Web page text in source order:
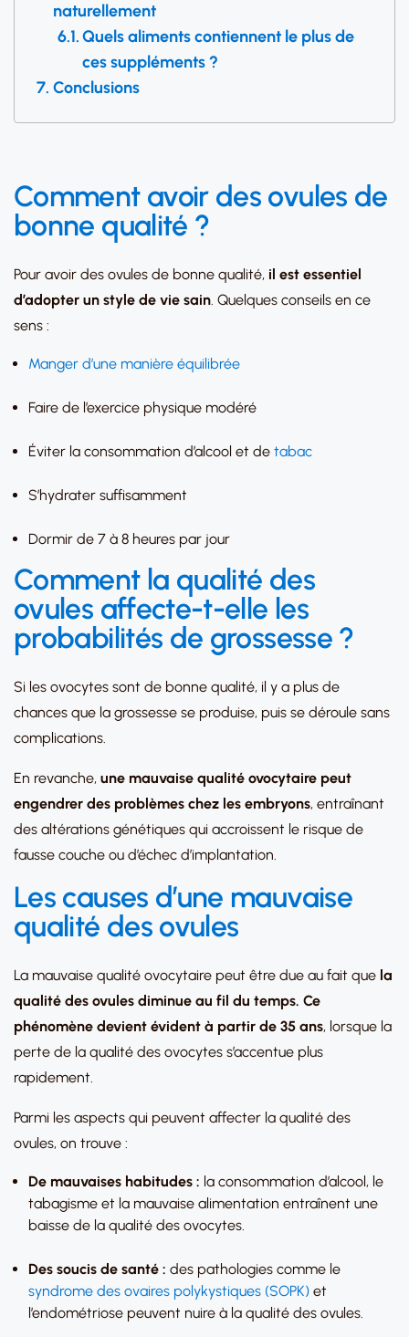
naturellement
Quels aliments contiennent le plus de
ces suppléments ?
Conclusions
Comment avoir des ovules de
bonne qualité ?
Pour avoir des ovules de bonne qualité, il est essentiel
d’adopter un style de vie sain. Quelques conseils en ce
sens :
Manger d’une manière équilibrée
Faire de l’exercice physique modéré
Éviter la consommation d’alcool et de tabac
S’hydrater suffisamment
Dormir de 7 à 8 heures par jour
Comment la qualité des
ovules affecte-t-elle les
probabilités de grossesse ?
Si les ovocytes sont de bonne qualité, il y a plus de
chances que la grossesse se produise, puis se déroule sans
complications.
En revanche, une mauvaise qualité ovocytaire peut
engendrer des problèmes chez les embryons, entraînant
des altérations génétiques qui accroissent le risque de
fausse couche ou d’échec d’implantation.
Les causes d’une mauvaise
qualité des ovules
La mauvaise qualité ovocytaire peut être due au fait que la
qualité des ovules diminue au fil du temps. Ce
phénomène devient évident à partir de 35 ans, lorsque la
perte de la qualité des ovocytes s’accentue plus
rapidement.
Parmi les aspects qui peuvent affecter la qualité des
ovules, on trouve :
De mauvaises habitudes : la consommation d’alcool, le
tabagisme et la mauvaise alimentation entraînent une
baisse de la qualité des ovocytes.
Des soucis de santé : des pathologies comme le
syndrome des ovaires polykystiques (SOPK) et
l’endométriose peuvent nuire à la qualité des ovules.